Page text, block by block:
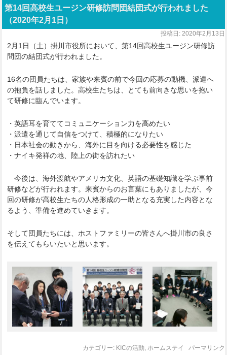
第14回高校生ユージン研修訪問団結団式が行われました
（2020年2月1日）
投稿日: 2020年2月13日
2月1日（土）掛川市役所において、第14回高校生ユージン研修訪
問団の結団式が行われました。
16名の団員たちは、家族や来賓の前で今回の応募の動機、派遣へ
の抱負を話しました。高校生たちは、とても前向きな思いを抱い
て研修に臨んでいます。
・英語耳を育ててコミュニケーション力を高めたい
・派遣を通じて自信をつけて、積極的になりたい
・日本社会の動きから、海外に目を向ける必要性を感じた
・ナイキ発祥の地、陸上の街を訪れたい
今後は、海外渡航やアメリカ文化、英語の基礎知識を学ぶ事前
研修などが行われます。来賓からのお言葉にもありましたが、今
回の研修が高校生たちの人格形成の一助となる充実した内容とな
るよう、準備を進めていきます。
そして団員たちには、ホストファミリーの皆さんへ掛川市の良さ
を伝えてもらいたいと思います。
カテゴリー: KICの活動, ホームステイ パーマリンク